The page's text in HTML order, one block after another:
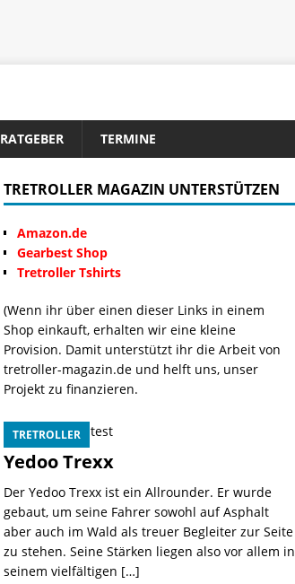
RATGEBER TERMINE
TRETROLLER MAGAZIN UNTERSTÜTZEN
Amazon.de
Gearbest Shop
Tretroller Tshirts
(Wenn ihr über einen dieser Links in einem
Shop einkauft, erhalten wir eine kleine
Provision. Damit unterstützt ihr die Arbeit von
tretroller-magazin.de und helft uns, unser
Projekt zu finanzieren.
TRETROLLER
Yedoo Trexx
Der Yedoo Trexx ist ein Allrounder. Er wurde
gebaut, um seine Fahrer sowohl auf Asphalt
aber auch im Wald als treuer Begleiter zur Seite
zu stehen. Seine Stärken liegen also vor allem in
seinem vielfältigen […]